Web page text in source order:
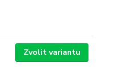
Zvolit variantu